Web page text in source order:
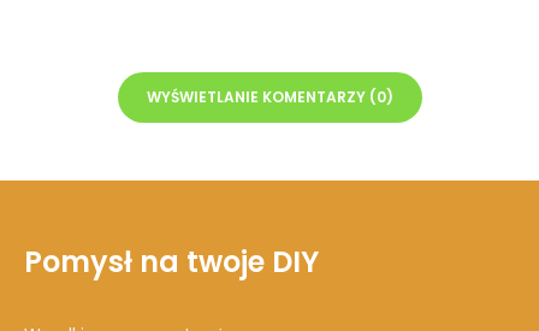
WYŚWIETLANIE KOMENTARZY (0)
Pomysł na twoje DIY